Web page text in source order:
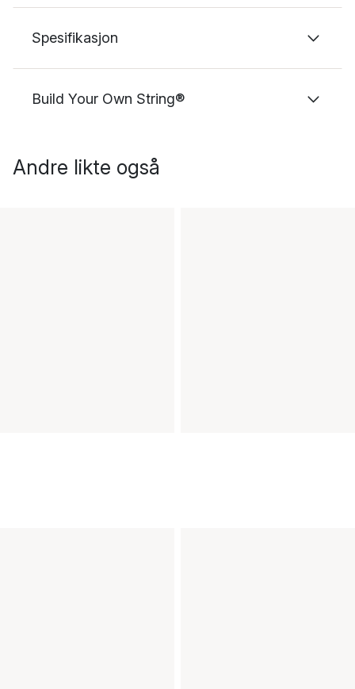
Spesifikasjon
Build Your Own String®
Andre likte også